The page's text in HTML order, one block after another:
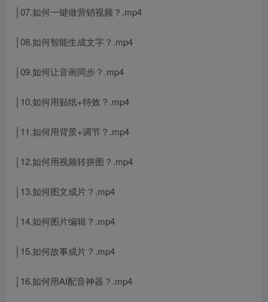
│07.如何一键做营销视频？.mp4
│08.如何智能生成文字？.mp4
│09.如何让音画同步？.mp4
│10.如何用贴纸+特效？.mp4
│11.如何用背景+调节？.mp4
│12.如何用视频转拼图？.mp4
│13.如何图文成片？.mp4
│14.如何图片编辑？.mp4
│15.如何故事成片？.mp4
│16.如何用AI配音神器？.mp4